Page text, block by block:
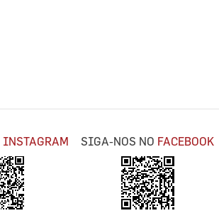
INSTAGRAM SIGA-NOS NO FACEBOOK